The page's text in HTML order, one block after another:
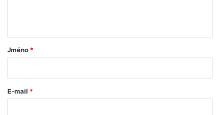
ř
Jméno *
E-mail *